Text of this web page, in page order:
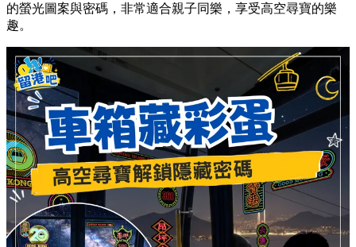
的螢光圖案與密碼，非常適合親子同樂，享受高空尋寶的樂
趣。